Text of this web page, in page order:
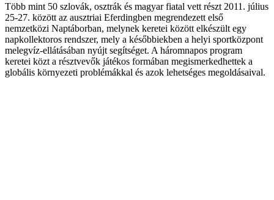
Több mint 50 szlovák, osztrák és magyar fiatal vett részt 2011. július
25-27. között az ausztriai Eferdingben megrendezett első
nemzetközi Naptáborban, melynek keretei között elkészült egy
napkollektoros rendszer, mely a későbbiekben a helyi sportközpont
melegvíz-ellátásában nyújt segítséget. A háromnapos program
keretei közt a résztvevők játékos formában megismerkedhettek a
globális környezeti problémákkal és azok lehetséges megoldásaival.